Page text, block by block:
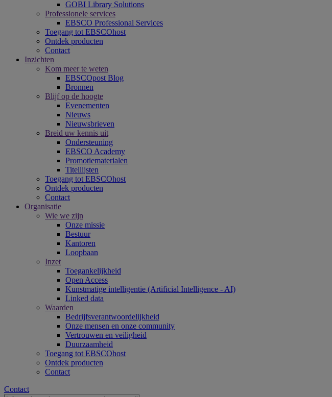
GOBI Library Solutions
Professionele services
EBSCO Professional Services
Toegang tot EBSCOhost
Ontdek producten
Contact
Inzichten
Kom meer te weten
EBSCOpost Blog
Bronnen
Blijf op de hoogte
Evenementen
Nieuws
Nieuwsbrieven
Breid uw kennis uit
Ondersteuning
EBSCO Academy
Promotiematerialen
Titellijsten
Toegang tot EBSCOhost
Ontdek producten
Contact
Organisatie
Wie we zijn
Onze missie
Bestuur
Kantoren
Loopbaan
Inzet
Toegankelijkheid
Open Access
Kunstmatige intelligentie (Artificial Intelligence - AI)
Linked data
Waarden
Bedrijfsverantwoordelijkheid
Onze mensen en onze community
Vertrouwen en veiligheid
Duurzaamheid
Toegang tot EBSCOhost
Ontdek producten
Contact
Contact